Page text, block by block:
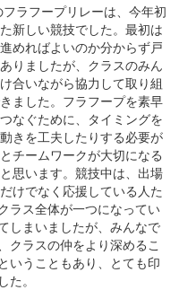
ラフープリレーは、今年初
新しい競技でした。最初は
めればよいのか分からず戸
りましたが、クラスのみん
合いながら協力して取り組
ました。フラフープを素早
なぐために、タイミングを
きを工夫したりする必要が
チームワークが大切になる
思います。競技中は、出場
けでなく応援している人た
ラス全体が一つになってい
しまいましたが、みんなで
クラスの仲をより深めるこ
いうこともあり、とても印
。